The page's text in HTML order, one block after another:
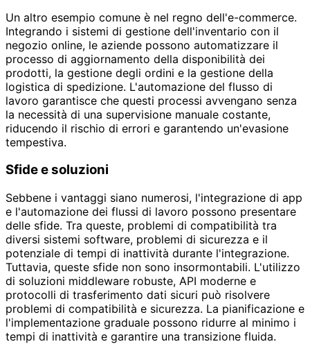
Un altro esempio comune è nel regno dell'e-commerce.
Integrando i sistemi di gestione dell'inventario con il
negozio online, le aziende possono automatizzare il
processo di aggiornamento della disponibilità dei
prodotti, la gestione degli ordini e la gestione della
logistica di spedizione. L'automazione del flusso di
lavoro garantisce che questi processi avvengano senza
la necessità di una supervisione manuale costante,
riducendo il rischio di errori e garantendo un'evasione
tempestiva.
Sfide e soluzioni
Sebbene i vantaggi siano numerosi, l'integrazione di app
e l'automazione dei flussi di lavoro possono presentare
delle sfide. Tra queste, problemi di compatibilità tra
diversi sistemi software, problemi di sicurezza e il
potenziale di tempi di inattività durante l'integrazione.
Tuttavia, queste sfide non sono insormontabili. L'utilizzo
di soluzioni middleware robuste, API moderne e
protocolli di trasferimento dati sicuri può risolvere
problemi di compatibilità e sicurezza. La pianificazione e
l'implementazione graduale possono ridurre al minimo i
tempi di inattività e garantire una transizione fluida.